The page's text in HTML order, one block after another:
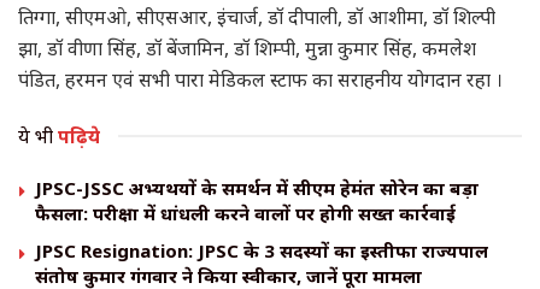
तिग्गा, सीएमओ, सीएसआर, इंचार्ज, डॉ दीपाली, डॉ आशीमा, डॉ शिल्पी
झा, डॉ वीणा सिंह, डॉ बेंजामिन, डॉ शिम्पी, मुन्ना कुमार सिंह, कमलेश
पंडित, हरमन एवं सभी पारा मेडिकल स्टाफ का सराहनीय योगदान रहा ।
ये भीपढ़िये
JPSC-JSSC अभ्यर्थियों के समर्थन में सीएम हेमंत सोरेन का बड़ा
फैसला: परीक्षा में धांधली करने वालों पर होगी सख्त कार्रवाई
JPSC Resignation: JPSC के 3 सदस्यों का इस्तीफा राज्यपाल
संतोष कुमार गंगवार ने किया स्वीकार, जानें पूरा मामला